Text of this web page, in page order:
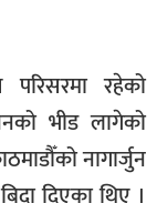
परिसरमा रहेको
भीड लागेको
नागार्जुन